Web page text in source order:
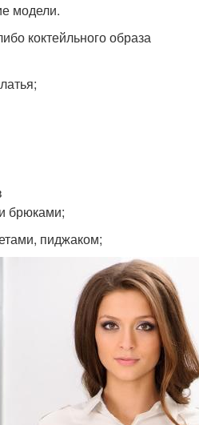
модели.
коктейльного образа
брюками;
пиджаком;